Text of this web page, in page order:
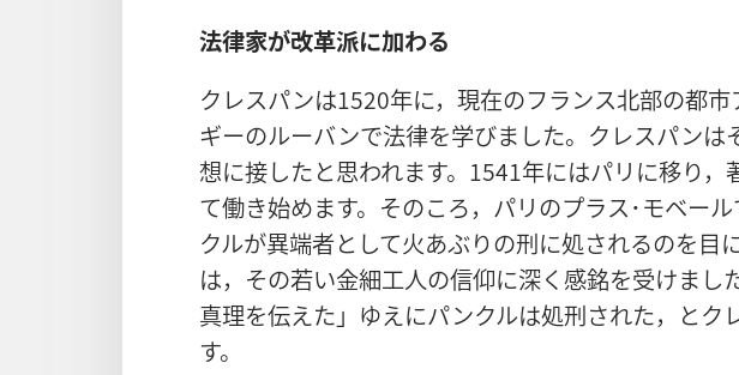
法律家が改革派に加わる
クレスパンは1520年に，現在のフランス北部の都
ギーのルーバンで法律を学びました。クレスパンは
想に接したと思われます。1541年にはパリに移り，
て働き始めます。そのころ，パリのプラス･モベー
クルが異端者として火あぶりの刑に処されるのを目
は，その若い金細工人の信仰に深く感銘を受けまし
真理を伝えた」ゆえにパンクルは処刑された，とク
す。